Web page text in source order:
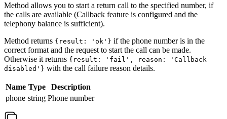
Method allows you to start a return call to the specified number, if
the calls are available (Callback feature is configured and the
telephony balance is sufficient).
Method returns {result: 'ok'} if the phone number is in the
correct format and the request to start the call can be made.
Otherwise it returns {result: 'fail', reason: 'Callback
disabled'} with the call failure reason details.
Name Type
Description
phone string Phone number